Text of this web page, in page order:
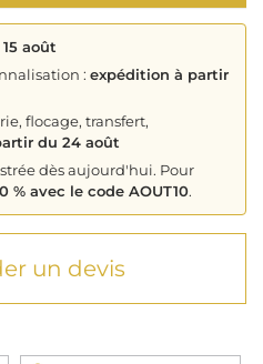
août
: expédition à partir
flocage, transfert,
du 24 août
dès aujourd'hui. Pour
% avec le code AOUT10.
un devis